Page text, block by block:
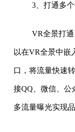
3、打通多
VR全景打
以在VR全景中嵌
口，将流量快速
接QQ、微信、公
多流量曝光实现